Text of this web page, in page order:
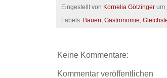
Eingestellt von Kornelia Götzinger um
Labels: Bauen Gastronomie
Keine Kommentare:
Kommentar veröffentlichen